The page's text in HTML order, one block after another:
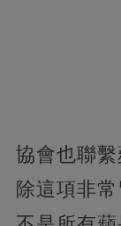
協會也聯
除這項非